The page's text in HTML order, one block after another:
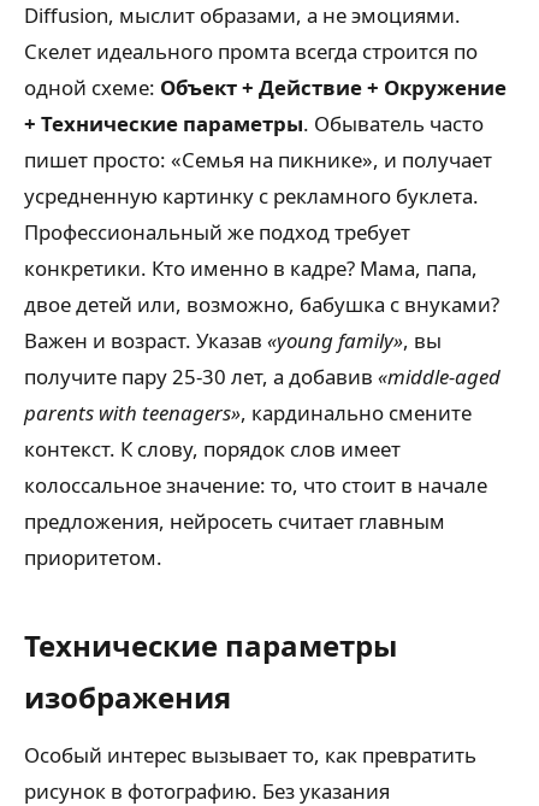
Diffusion, мыслит образами, а не эмоциями.
Скелет идеального промта всегда строится по
одной схеме: Объект + Действие + Окружение
+ Технические параметры. Обыватель часто
пишет просто: «Семья на пикнике», и получает
усредненную картинку с рекламного буклета.
Профессиональный же подход требует
конкретики. Кто именно в кадре? Мама, папа,
двое детей или, возможно, бабушка с внуками?
Важен и возраст. Указав «young family», вы
получите пару 25-30 лет, а добавив «middle-aged
parents with teenagers», кардинально смените
контекст. К слову, порядок слов имеет
колоссальное значение: то, что стоит в начале
предложения, нейросеть считает главным
приоритетом.
Технические параметры
изображения
Особый интерес вызывает то, как превратить
рисунок в фотографию. Без указания